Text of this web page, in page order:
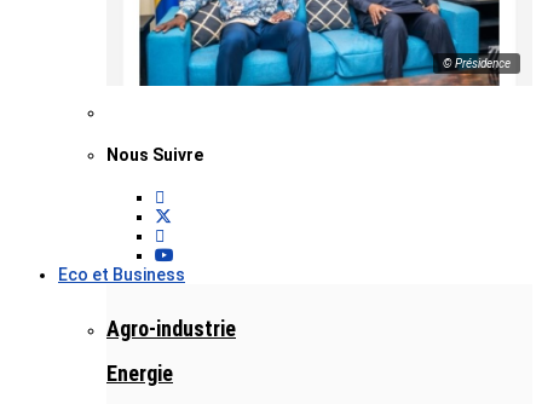
© Présidence
Nous Suivre
Eco et Business
Agro-industrie
Energie